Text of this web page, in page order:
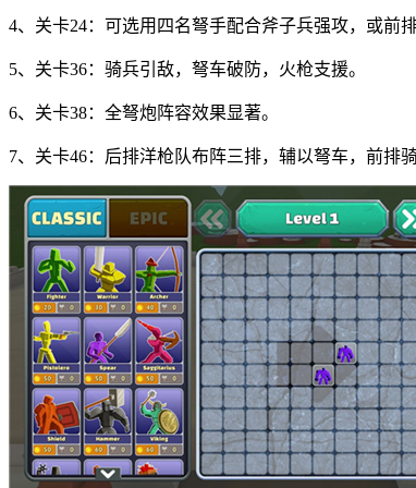
4、关卡24：可选用四名弩手配合斧子兵强攻，或前
5、关卡36：骑兵引敌，弩车破防，火枪支援。
6、关卡38：全弩炮阵容效果显著。
7、关卡46：后排洋枪队布阵三排，辅以弩车，前排